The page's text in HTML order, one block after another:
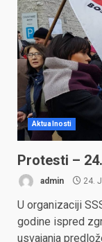
Aktualnosti
Protesti –
admin 24.
U organizaciji
godine ispred
usvajanja